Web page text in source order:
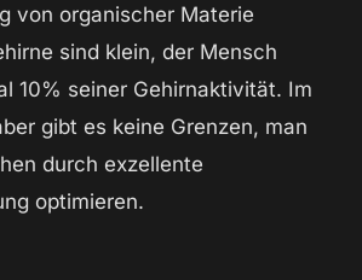
von organischer Materie
sind klein, der Mensch
10% seiner Gehirnaktivität. Im
gibt es keine Grenzen, man
durch exzellente
optimieren.